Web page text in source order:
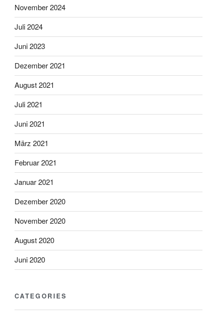
November 2024
Juli 2024
Juni 2023
Dezember 2021
August 2021
Juli 2021
Juni 2021
März 2021
Februar 2021
Januar 2021
Dezember 2020
November 2020
August 2020
Juni 2020
CATEGORIES